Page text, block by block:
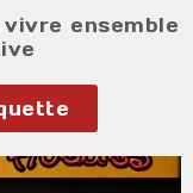
ensemble